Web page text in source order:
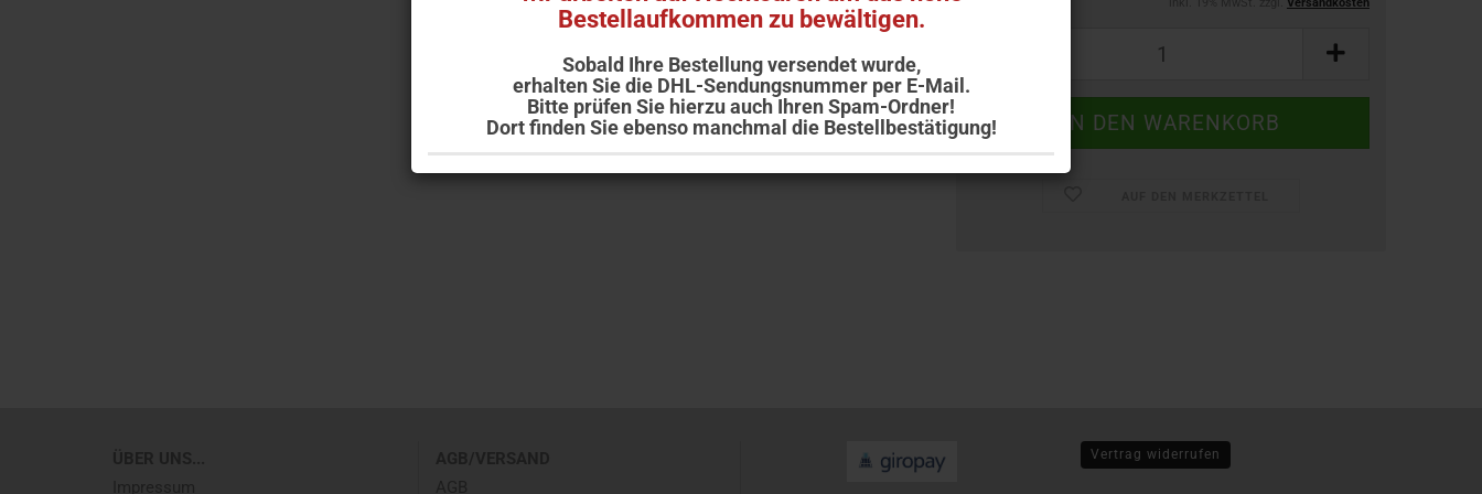
Bestellaufkommen zu bewältigen.
Sobald Ihre Bestellung versendet wurde,
erhalten Sie die DHL-Sendungsnummer per E-Mail.
Bitte prüfen Sie hierzu auch Ihren Spam-Ordner!
Dort finden Sie ebenso manchmal die Bestellbestätigung!
Vertrag widerrufen